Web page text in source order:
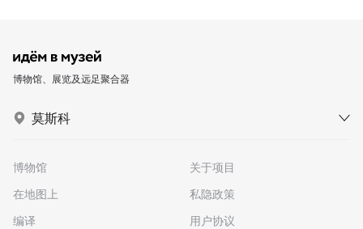
博物馆、展览及远足聚合器
莫斯科
博物馆
在地图上
编译
关于项目
私隐政策
用户协议